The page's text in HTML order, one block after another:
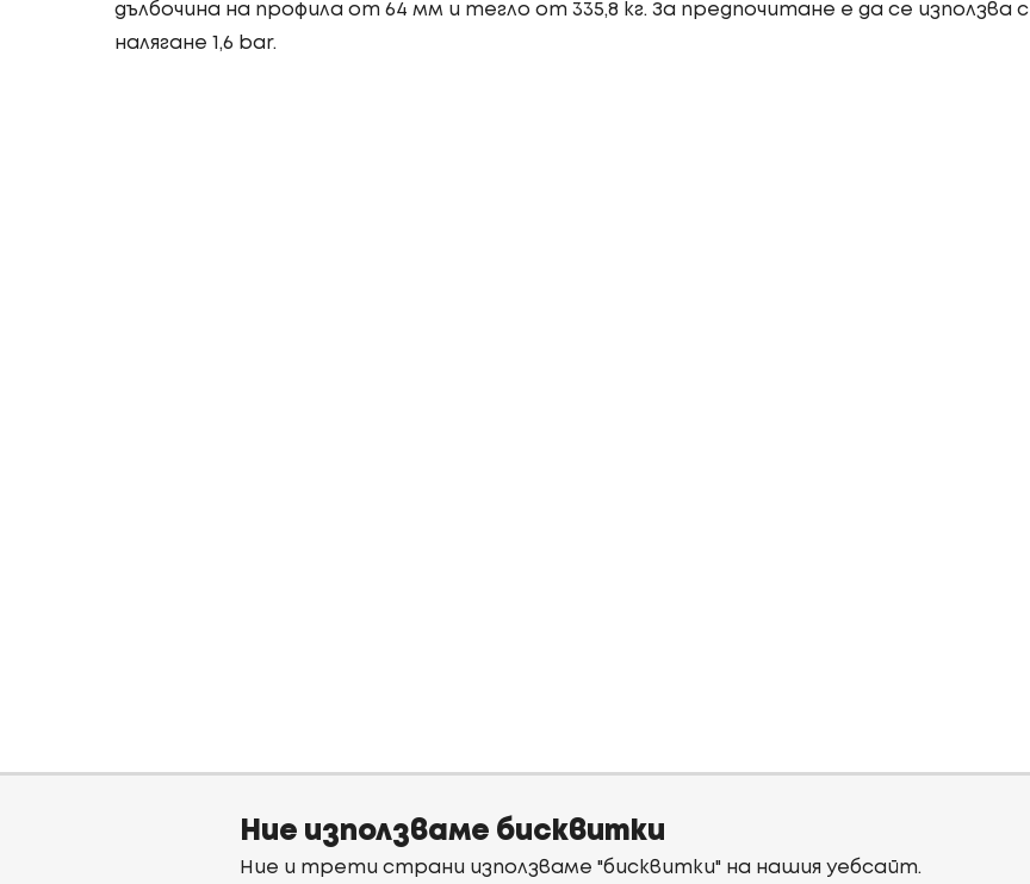
дълбочина на профила от 64 мм и тегло от 335,8 кг. За предпочитане е да се използва с
налягане 1,6 bar.
Ние използваме бисквитки
Ние и трети страни използваме "бисквитки" на нашия уебсайт.